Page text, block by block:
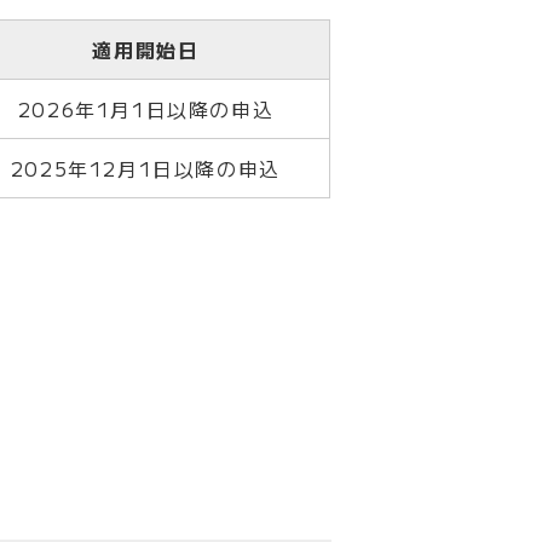
適用開始日
2026年1月1日以降の申込
2025年12月1日以降の申込